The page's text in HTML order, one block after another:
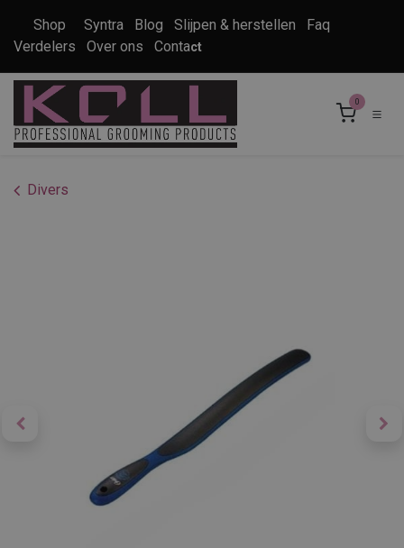
Shop Syntra Blog Slijpen & herstellen
Faq
Verdelers
Over ons Contact
0
Divers